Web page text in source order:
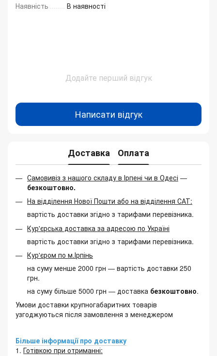
Наявність
В наявності
Додайте перший відгук
Написати відгук
Доставка Оплата
Самовивіз з нашого складу в Ірпені чи в Одесі —
безкоштовно.
На відділення Нової Пошти або на відділення САТ:
вартість доставки згідно з тарифами перевізника.
Кур'єрська доставка за адресою по Україні
вартість доставки згідно з тарифами перевізника.
Кур'єром по м.Ірпінь
на суму менше 2000 грн — вартість доставки 250
грн.
на суму більше 5000 грн — доставка безкоштовно.
Умови доставки крупногабаритних товарів
узгоджуються після замовлення з менеджером
Більше інформації про доставку
1. Готівкою при отриманні: